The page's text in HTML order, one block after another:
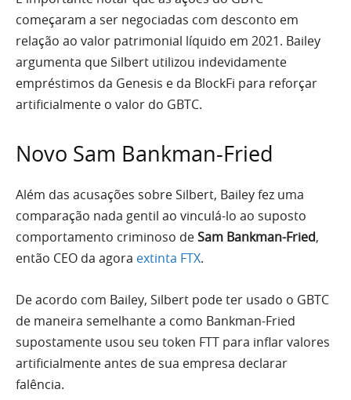
começaram a ser negociadas com desconto em
relação ao valor patrimonial líquido em 2021. Bailey
argumenta que Silbert utilizou indevidamente
empréstimos da Genesis e da BlockFi para reforçar
artificialmente o valor do GBTC.
Novo Sam Bankman-Fried
Além das acusações sobre Silbert, Bailey fez uma
comparação nada gentil ao vinculá-lo ao suposto
comportamento criminoso deSam Bankman-Fried,
então CEO da agora extinta FTX.
De acordo com Bailey, Silbert pode ter usado o GBTC
de maneira semelhante a como Bankman-Fried
supostamente usou seu token FTT para inflar valores
artificialmente antes de sua empresa declarar
falência.